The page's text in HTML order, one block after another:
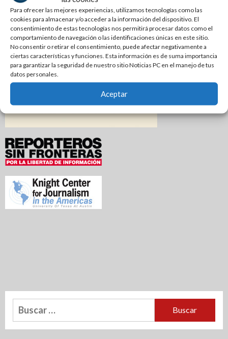
Para ofrecer las mejores experiencias, utilizamos tecnologías como las
cookies para almacenar y/o acceder a la información del dispositivo. El
consentimiento de estas tecnologías nos permitirá procesar datos como el
comportamiento de navegación o las identificaciones únicas en este sitio.
No consentir o retirar el consentimiento, puede afectar negativamente a
ciertas características y funciones. Esta información es de suma importancia
para garantizar la seguridad de nuestro sitio Noticias PC en el manejo de tus
datos personales.
Aceptar
Empleado de correos de México resulta lesionado en
accidente
Buscar: